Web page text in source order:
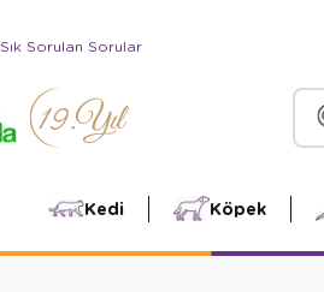
Sık Sorulan Sorular
Kedi Köpek